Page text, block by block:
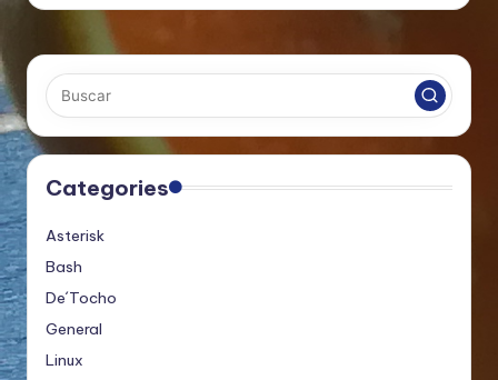
Categories
Asterisk
Bash
De´Tocho
General
Linux